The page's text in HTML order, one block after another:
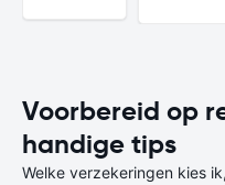
Voorbereid op
handige tips
Welke verzekeringen kies